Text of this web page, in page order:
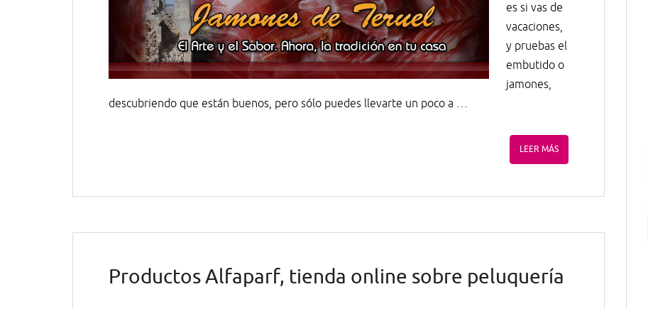
es si vas de
vacaciones,
y pruebas el
embutido o
jamones,
descubriendo que están buenos, pero sólo puedes llevarte un poco a …
LEER MÁS
Productos Alfaparf, tienda online sobre peluquería